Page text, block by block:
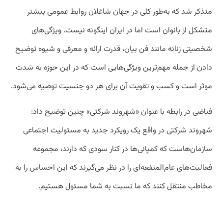
متذکر شد که به‌طور کلی در جهان شاغلان روابط عمومی بیشتر
متشکل از بانوان است اما در ایران اینگونه نیست. ویژگی‌های
شخصیتی زنانه مانند فن بیان، قدرت ارائه‌ و معرفی و شیوه توضیح
دادن از جمله مهم‌ترین ویژگی‌هایی است که در این حوزه به شدت
موثر است و کسب و تقویت آن برای هر دو جنسیت توصیه می‌شود.
فیاضی در رابطه با عنوان «شهروند شرکتی» چنین توضیح داد:
شهروند شرکتی در واقع یک رویکرد جدید به مسئولیت اجتماعی
سازمان‌هاست که کمپانی‌ها در کنار سودی که دارند، مجموعه
فعالیت‌های عام‌المنفعه‌ای را در نظر می‌گیرند که این احساس را به
مخاطب منتقل کنند که ما نسبت به شما مسئول هستیم.